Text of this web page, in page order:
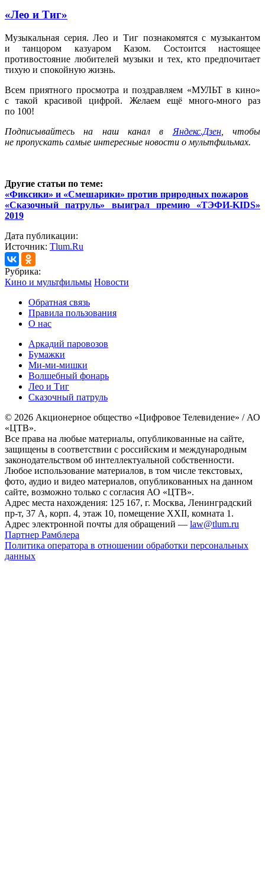
«Лео и Тиг»
Музыкальная серия. Лео и Тиг познакомятся с музыкантом
и танцором казуаром Казом. Состоится настоящее
противостояние любителей музыки и тех, кто предпочитает
тихую и спокойную жизнь.
Всем приятного просмотра и поздравляем «МУЛЬТ в кино»
с такой красивой цифрой. Желаем ещё много-много раз
по 100!
Подписывайтесь на наш канал в Яндекс.Дзен, чтобы
не пропускать самые интересные новости о мультфильмах.
Другие статьи по теме:
«Фиксики» и «Смешарики» против природных пожаров
«Сказочный патруль» выиграл премию «ТЭФИ-KIDS»
2019
Дата публикации:
Источник: Tlum.Ru
Рубрика:
Кино и мультфильмы Новости
Обратная связь
Правила пользования
О нас
Аркадий паровозов
Бумажки
Ми-ми-мишки
Волшебный фонарь
Лео и Тиг
Сказочный патруль
© 2026 Акционерное общество «Цифровое Телевидение» / АО
«ЦТВ».
Все права на любые материалы, опубликованные на сайте,
защищены в соответствии с российским и международным
законодательством об интеллектуальной собственности.
Любое использование материалов, в том числе текстовых,
фото, аудио и видео материалов, опубликованных на данном
сайте, возможно только с согласия АО «ЦТВ».
Адрес места нахождения: 125 167, г. Москва, Ленинградский
пр-т, 37 А, корп. 4, этаж 10, помещение XXII, комната 1.
Адрес электронной почты для обращений — law@tlum.ru
Партнер Рамблера
Политика оператора в отношении обработки персональных
данных